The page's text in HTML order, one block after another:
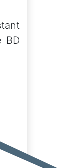
BD